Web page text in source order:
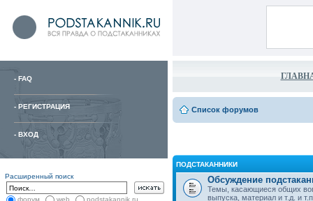
- FAQ
- РЕГИСТРАЦИЯ
- ВХОД
Расширенный поиск
форум web podstakannik.ru
Список форумов
ПОДСТАКАННИКИ
Обсуждение
Темы, касающиеся общих
выпуска, материал и т.д. и